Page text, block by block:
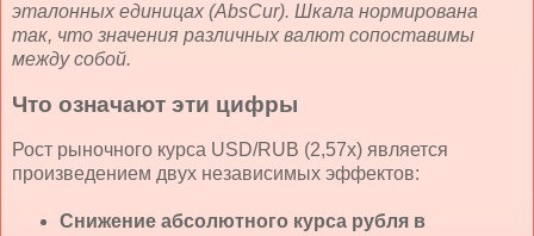
эталонных единицах (AbsCur). Шкала нормирована
так, что значения различных валют сопоставимы
между собой.
Что означают эти цифры
Рост рыночного курса USD/RUB (2,57x) является
произведением двух независимых эффектов:
Снижение абсолютного курса рубля в